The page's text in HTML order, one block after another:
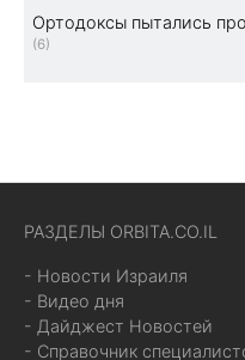
Ортодоксы пытались
(6)
РАЗДЕЛЫ ORBITA.CO.IL
- Новости Израиля
- Видео дня
- Дайджест Новостей
- Справочник